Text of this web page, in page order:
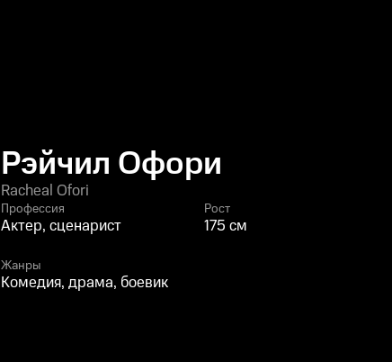
Рэйчил Офори
Racheal Ofori
Профессия
Актер, сценарист
Рост
175 см
Жанры
Комедия, драма, боевик